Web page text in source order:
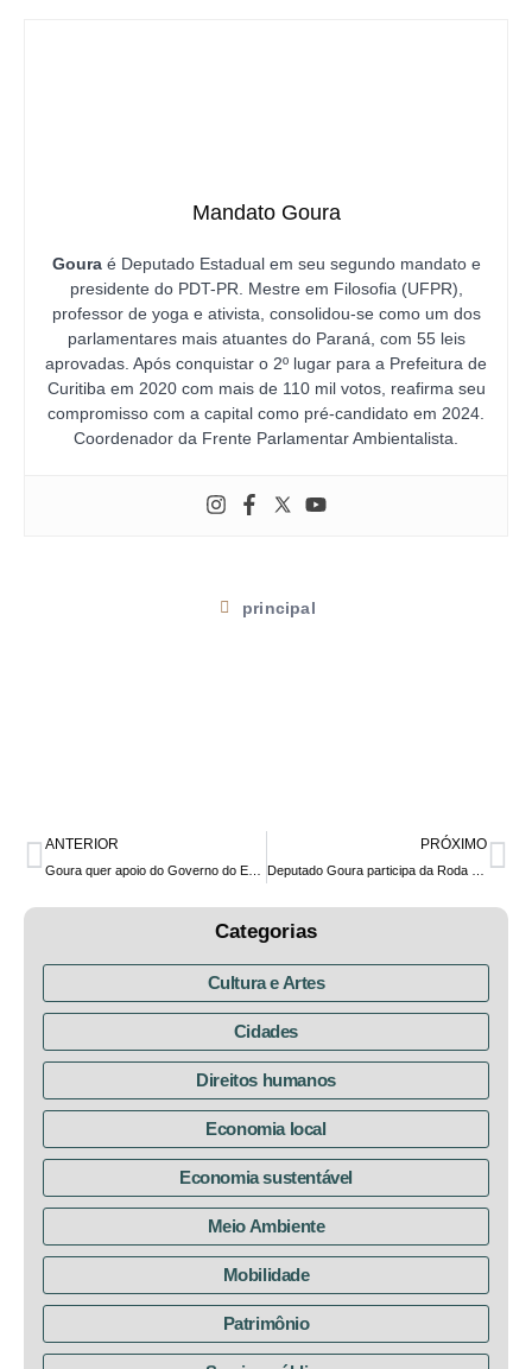
Mandato Goura
Gouraé Deputado Estadual em seu segundo mandato e
presidente do PDT-PR. Mestre em Filosofia (UFPR),
professor de yoga e ativista, consolidou-se como um dos
parlamentares mais atuantes do Paraná, com 55 leis
aprovadas. Após conquistar o 2º lugar para a Prefeitura de
Curitiba em 2020 com mais de 110 mil votos, reafirma seu
compromisso com a capital como pré-candidato em 2024.
Coordenador da Frente Parlamentar Ambientalista.
principal
ANTERIOR PRÓXIMO
Categorias
Cultura e Artes
Cidades
Direitos humanos
Economia local
Economia sustentável
Meio Ambiente
Mobilidade
Patrimônio